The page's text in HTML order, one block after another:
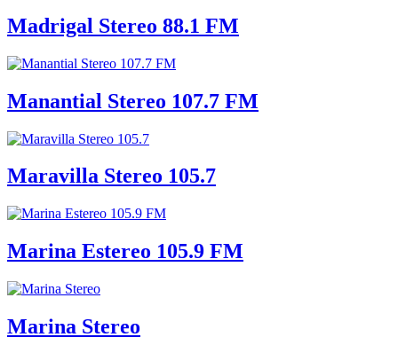
Madrigal Stereo 88.1 FM
Manantial Stereo 107.7 FM
Maravilla Stereo 105.7
Marina Estereo 105.9 FM
Marina Stereo